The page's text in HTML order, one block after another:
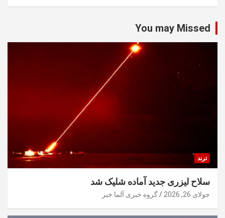
You may Missed
ترند
سلاح لیزری جدید آماده شلیک شد
جولای 26, 2026 گروه خبری آلما خبر